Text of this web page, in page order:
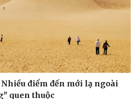
điểm đến mới lạ ngoài
quen thuộc